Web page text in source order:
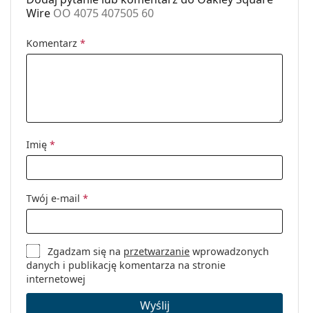
Wire OO 4075 407505 60
Komentarz *
Imię *
Twój e-mail *
Zgadzam się na przetwarzanie wprowadzonych
danych i publikację komentarza na stronie
internetowej
Wyślij